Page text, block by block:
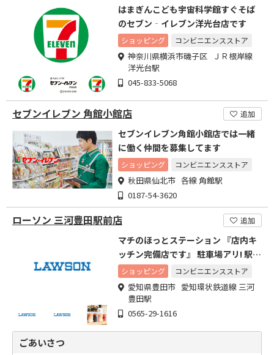
はまぎんこども宇宙科学館すぐそば
のセブン‐イレブン洋光台店です
ショッピング コンビニエンスストア
神奈川県横浜市磯子区 ＪＲ根岸線
洋光台駅
045-833-5068
セブンイレブン 角館小館店 追加
セブンイレブン角館小館店では一緒
に働く仲間を募集してます
ショッピング コンビニエンスストア
秋田県仙北市 各線 角館駅
0187-54-3620
ローソン 三河豊田駅前店 追加
マチのほっとステーション 『店内キ
ッチン完備店です』 駐車場アリ! 駅ス
グ!
ショッピング コンビニエンスストア
愛知県豊田市 愛知環状鉄道線 三河
豊田駅
0565-29-1616
ごあいさつ